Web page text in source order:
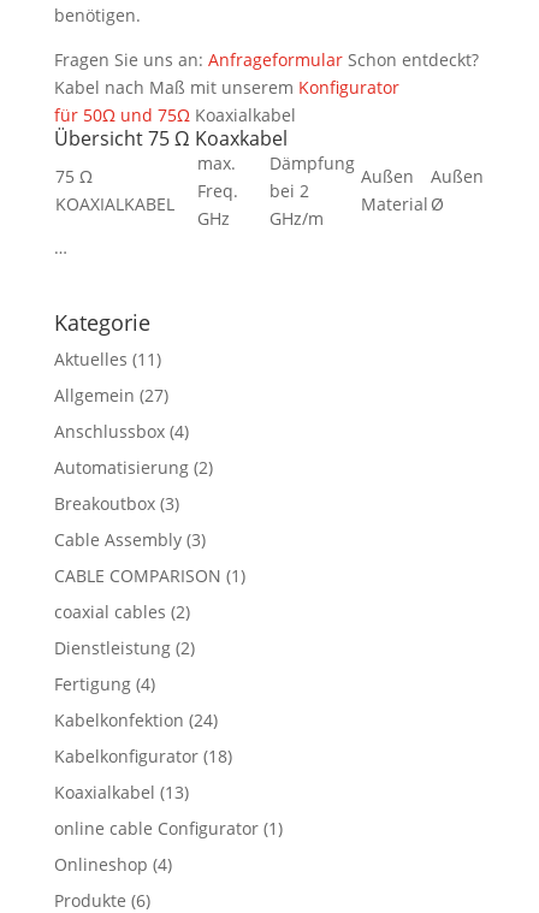
benötigen.
Fragen Sie uns an: AnfrageformularSchon entdeckt?
Kabel nach Maß mit unserem Konfigurator
für 50Ω und 75ΩKoaxialkabel
Übersicht 75 Ω Koaxkabel
75 Ω
KOAXIALKABEL
max.
Freq.
GHz
Dämpfung
bei 2
GHz/m
Außen
Material
Außen
Ø
…
Kategorie
Aktuelles (11)
Allgemein (27)
Anschlussbox(4)
Automatisierung(2)
Breakoutbox(3)
Cable Assembly(3)
CABLE COMPARISON (1)
coaxial cables (2)
Dienstleistung(2)
Fertigung(4)
Kabelkonfektion (24)
Kabelkonfigurator(18)
Koaxialkabel (13)
online cable Configurator(1)
Onlineshop (4)
Produkte (6)